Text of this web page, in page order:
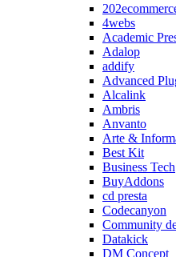
4webs
Academic
Adalop
addify
Advanced
Alcalink
Ambris
Anvanto
Arte &
Best Kit
Business Tech
BuyAddons
cd presta
Codecanyon
Community
Datakick
DM Concept